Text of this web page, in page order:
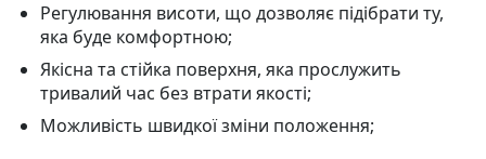
Регулювання висоти, що дозволяє підібрати ту,
яка буде комфортною;
Якісна та стійка поверхня, яка прослужить
тривалий час без втрати якості;
Можливість швидкої зміни положення;